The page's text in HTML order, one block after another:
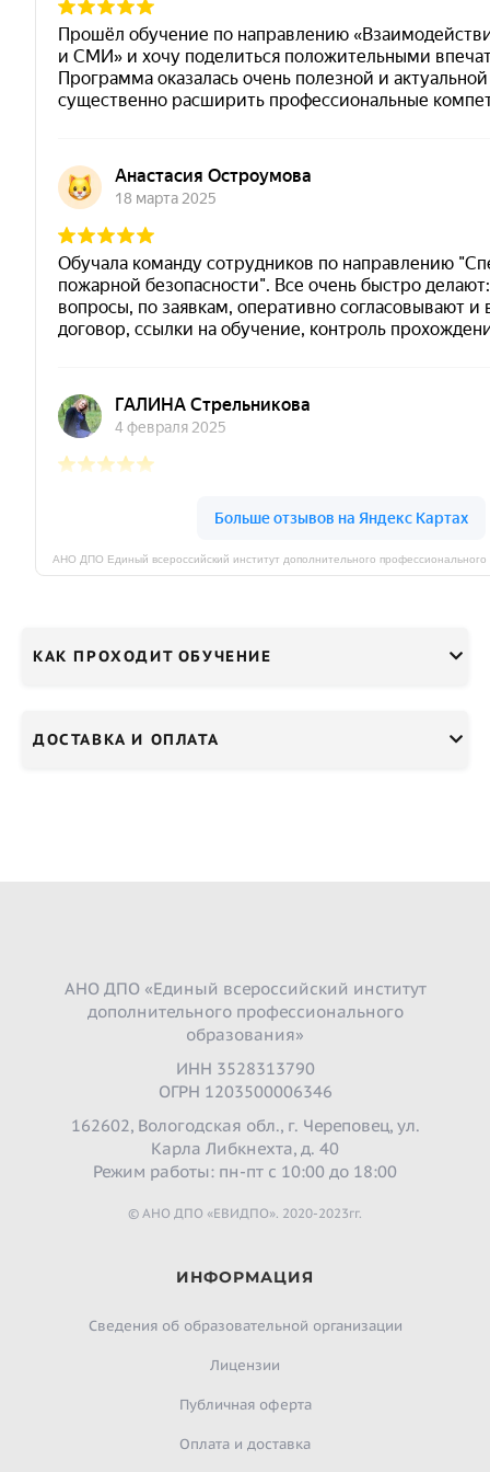
КАК ПРОХОДИТ ОБУЧЕНИЕ
ДОСТАВКА И ОПЛАТА
АНО ДПО «Единый всероссийский институт
дополнительного профессионального
образования»
ИНН 3528313790
ОГРН 1203500006346
162602, Вологодская обл., г. Череповец, ул.
Карла Либкнехта, д. 40
Режим работы: пн-пт с 10:00 до 18:00
© АНО ДПО «ЕВИДПО». 2020-2023гг.
ИНФОРМАЦИЯ
Сведения об образовательной организации
Лицензии
Публичная оферта
Оплата и доставка